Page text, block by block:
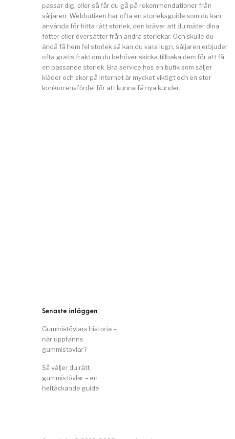
passar dig, eller så får du gå på rekommendationer från
säljaren. Webbutiken har ofta en storleksguide som du kan
använda för hitta rätt storlek, den kräver att du mäter dina
fötter eller översätter från andra storlekar. Och skulle du
ändå få hem fel storlek så kan du vara lugn, säljaren erbjuder
ofta gratis frakt om du behöver skicka tillbaka dem för att få
en passande storlek. Bra service hos en butik som säljer
kläder och skor på internet är mycket viktigt och en stor
konkurrensfördel för att kunna få nya kunder.
Senaste inläggen
Gummistövlars historia –
när uppfanns
gummistövlar?
Så väljer du rätt
gummistövlar – en
heltäckande guide